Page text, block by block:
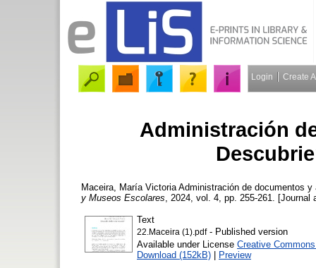
Login Create
Administración
Maceira, María Victoria Administración de documentos
y Museos Escolares , 2024, vol. 4, pp. 255-261. [Journal
Text
22.Maceira (1).pdf- Published version
Available under License Creative
Download (152kB) | Preview